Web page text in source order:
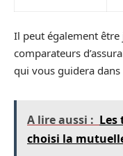
Il peut également
comparateurs
qui vous guidera
A lire aussi : Les
choisi la